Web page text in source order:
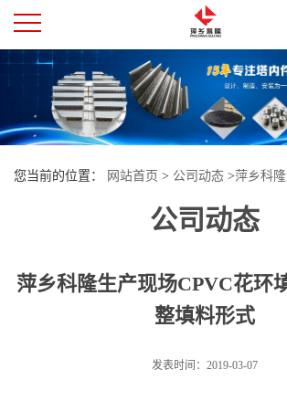
公
司
您当前的位置： 网站首页 > 公司动态 >萍乡科
填料编织成规整填料形式公司动态
萍乡科隆生产现场CPVC花环
整填料形式
发表时间：2019-03-07